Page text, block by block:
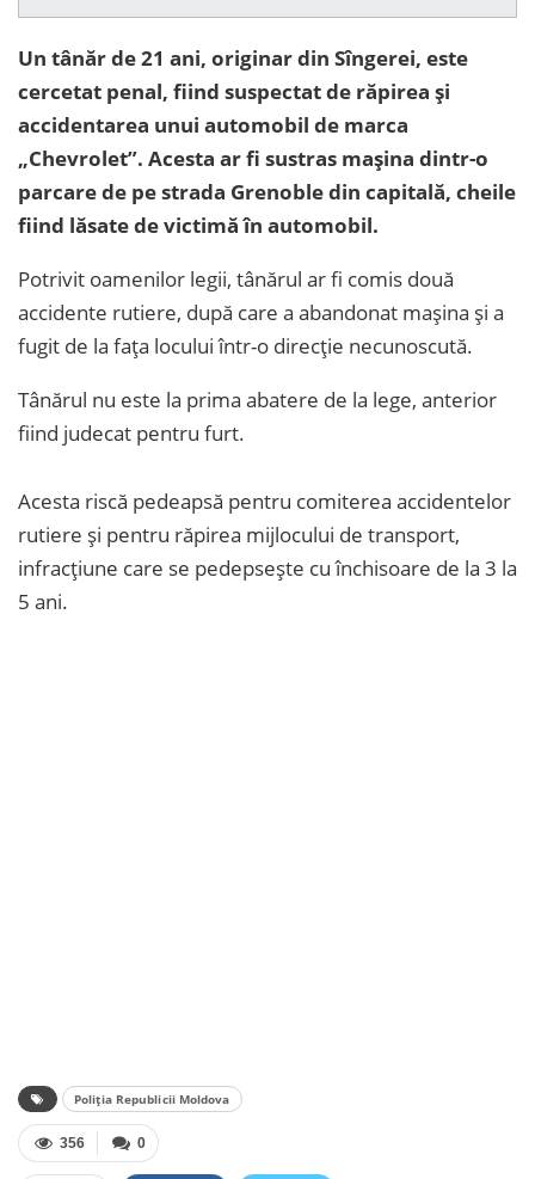
Un tânăr de 21 ani, originar din Sîngerei, este
cercetat penal, fiind suspectat de răpirea și
accidentarea unui automobil de marca
„Chevrolet”. Acesta ar fi sustras mașina dintr-o
parcare de pe strada Grenoble din capitală, cheile
fiind lăsate de victimă în automobil.
Potrivit oamenilor legii, tânărul ar fi comis două
accidente rutiere, după care a abandonat mașina și a
fugit de la fața locului într-o direcție necunoscută.
Tânărul nu este la prima abatere de la lege, anterior
fiind judecat pentru furt.
Acesta riscă pedeapsă pentru comiterea accidentelor
rutiere și pentru răpirea mijlocului de transport,
infracțiune care se pedepsește cu închisoare de la 3 la
5 ani.
Poliția Republicii Moldova
0
356